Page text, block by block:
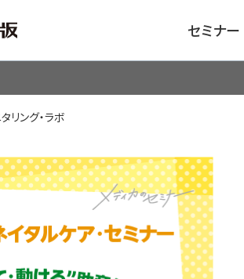
セミナー
化 泌尿器
皮膚・形成外科
リング・ラボ